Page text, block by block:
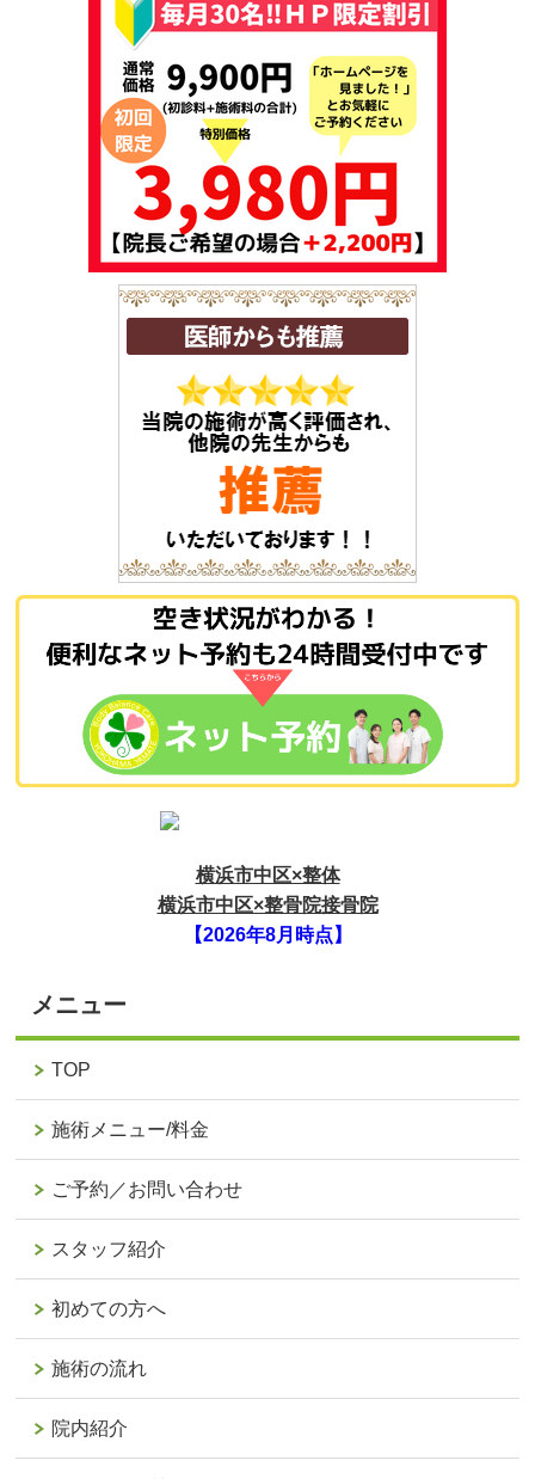
横浜市中区×整体
横浜市中区×整骨院接骨院
【2026年8月時点】
メニュー
TOP
施術メニュー/料金
ご予約／お問い合わせ
スタッフ紹介
初めての方へ
施術の流れ
院内紹介